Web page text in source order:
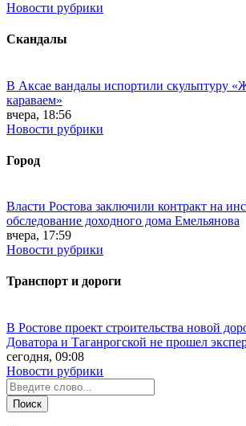
Новости рубрики
Скандалы
В Аксае вандалы испортили скульптуру
караваем»
вчера, 18:56
Новости рубрики
Город
Власти Ростова заключили контракт на
обследование доходного дома Емельянова
вчера, 17:59
Новости рубрики
Транспорт и дороги
В Ростове проект строительства новой
Доватора и Таганрогской не прошел
сегодня, 09:08
Новости рубрики